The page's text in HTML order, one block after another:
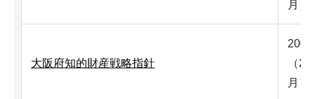
月）
大阪府知的財産戦略指針
（
月）